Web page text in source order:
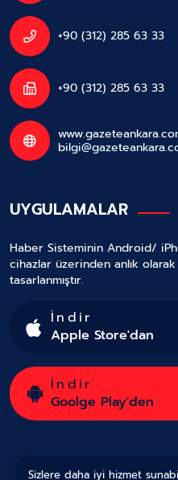
+90 (312) 285 63 33
+90 (312) 285 63 33
UYGULAMALAR
Haber Sisteminin Android/
cihazlar üzerinden anlık
tasarlanmıştır.
İndir
Apple Store'dan
İndir
Goolge Play'den
Sizlere daha iyi hizmet